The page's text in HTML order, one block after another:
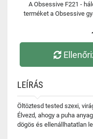
A Obsessive F221 -
terméket a Obsessive
LEÍRÁS
Öltöztesd tested szexi,
Élvezd, ahogy a puha
dögös és ellenállhatatlan